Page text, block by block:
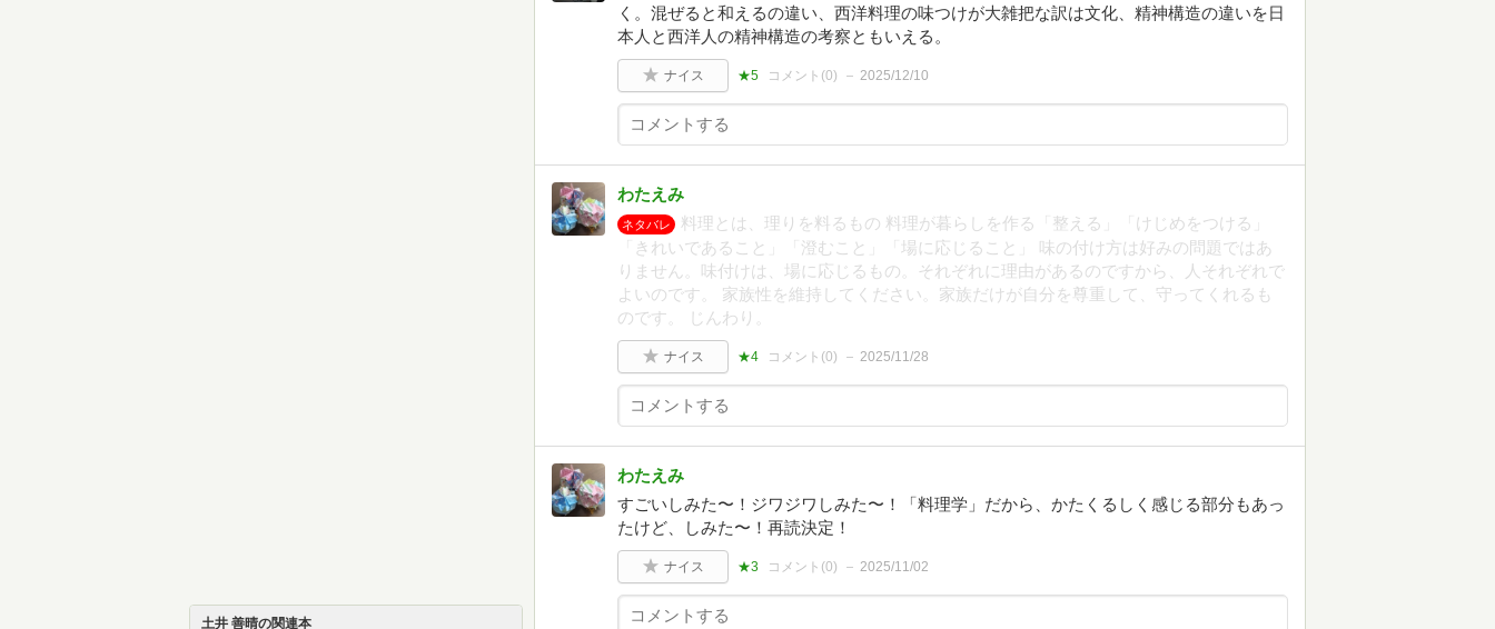
土井 善晴の関連本
く。混ぜると和えるの違い、西洋料理の味つけが大雑把な訳は文化、精神構造の違いを日
本人と西洋人の精神構造の考察ともいえる。
ナイス ★5 コメント(0) 2025/12/10
わたえみ
ネタバレ
料理とは、理りを料るもの 料理が暮らしを作る「整える」「けじめをつける」
「きれいであること」「澄むこと」「場に応じること」 味の付け方は好みの問題ではあ
りません。味付けは、場に応じるもの。それぞれに理由があるのですから、人それぞれで
よいのです。 家族性を維持してください。家族だけが自分を尊重して、守ってくれるも
のです。 じんわり。
ナイス ★4 コメント(0) 2025/11/28
わたえみ
すごいしみた〜！ジワジワしみた〜！「料理学」だから、かたくるしく感じる部分もあっ
たけど、しみた〜！再読決定！
ナイス ★3 コメント(0) 2025/11/02